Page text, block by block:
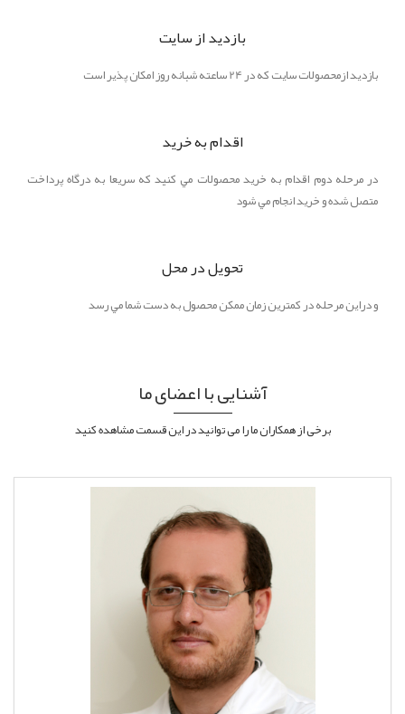
بازديد از سايت
بازديد ازمحصولات سايت که در 24 ساعته شبانه روز امکان پذير است
اقدام به خريد
در مرحله دوم اقدام به خريد محصولات مي کنيد که سريعا به درگاه پرداخت
متصل شده و خريد انجام مي شود
تحويل در محل
و دراين مرحله در کمترين زمان ممکن محصول به دست شما مي رسد
آشنایی با اعضای ما
برخی از همکاران ما را می توانید در این قسمت مشاهده کنید